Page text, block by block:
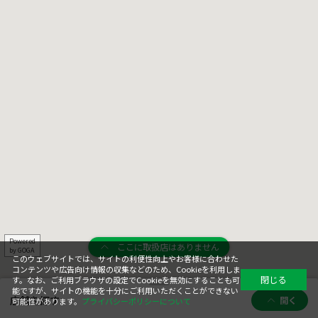
ここに取扱店はありません
Powered
by GOGA
店舗を探す 開く
このウェブサイトでは、サイトの利便性向上やお客様に合わせた
コンテンツや広告向け情報の収集などのため、Cookieを利用しま
す。なお、ご利用ブラウザの設定でCookieを無効にすることも可
能ですが、サイトの機能を十分にご利用いただくことができない
可能性があります。 プライバシーポリシーについて
閉じる